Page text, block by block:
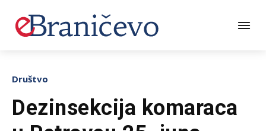
Društvo
Dezinsekcija komaraca